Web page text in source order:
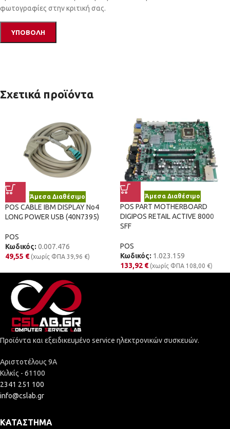
φωτογραφίες στην κριτική σας.
Σχετικά προϊόντα
Άμεσα Διαθέσιμο
POS CABLE IBM DISPLAY No4
LONG POWER USB (40N7395)
POS
Κωδικός: 0.007.476
49,55 € (χωρίς ΦΠΑ 39,96 €)
Άμεσα Διαθέσιμο
POS PART MOTHERBOARD
DIGIPOS RETAIL ACTIVE 8000
SFF
POS
Κωδικός: 1.023.159
133,92 € (χωρίς ΦΠΑ 108,00 €)
Προϊόντα και εξειδικευμένο service ηλεκτρονικών συσκευών.
Αριστοτέλους 9Α
Κιλκίς - 61100
2341 251 100
info@cslab.gr
ΚΑΤΆΣΤΗΜΑ